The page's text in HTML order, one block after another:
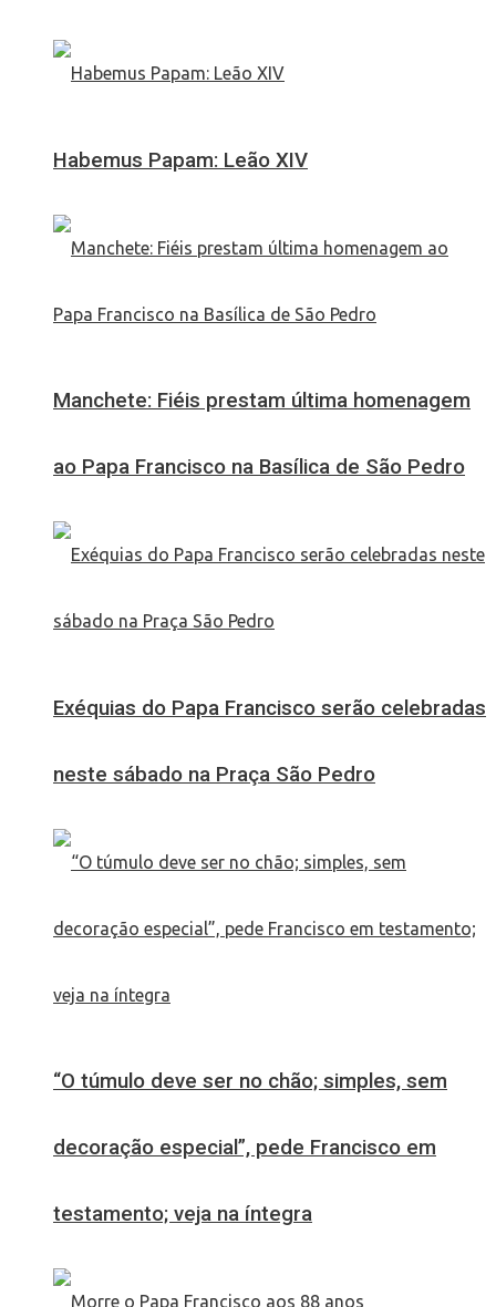
Habemus Papam: Leão XIV
Manchete: Fiéis prestam última homenagem
ao Papa Francisco na Basílica de São Pedro
Exéquias do Papa Francisco serão celebradas
neste sábado na Praça São Pedro
“O túmulo deve ser no chão; simples, sem
decoração especial”, pede Francisco em
testamento; veja na íntegra